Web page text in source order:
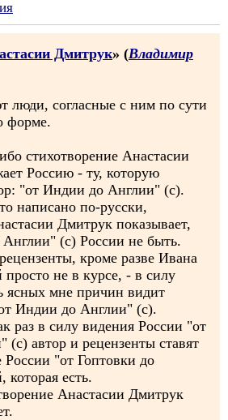
Дмитрук» (Владимир
люди, согласные с ним по сути
форме.
стихотворение Анастасии
Россию - ту, которую
"от Индии до Англии" (с).
написано по-русски,
Дмитрук показывает,
(с) России не быть.
кроме разве Ивана
не в курсе, - в силу
ясных мне причин видит
Индии до Англии" (с).
раз в силу видения России "от
автор и рецензенты ставят
"от Гоптовки до
которая есть.
Анастасии Дмитрук